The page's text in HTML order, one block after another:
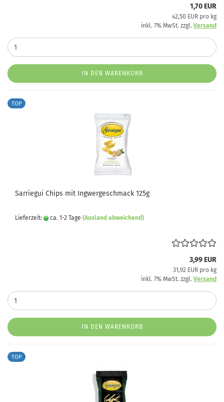
1,70 EUR
42,50 EUR pro kg
inkl. 7% MwSt. zzgl. Versand
IN DEN WARENKORB
TOP
Sarriegui Chips mit Ingwergeschmack 125g
Lieferzeit: ca. 1-2 Tage (Ausland abweichend)
3,99 EUR
31,92 EUR pro kg
inkl. 7% MwSt. zzgl. Versand
IN DEN WARENKORB
TOP